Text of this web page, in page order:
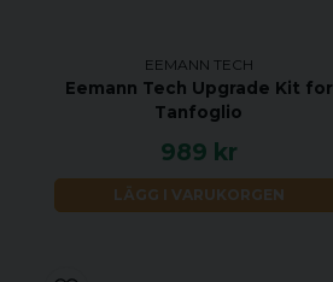
EEMANN TECH
Eemann Tech Upgrade Kit for
Tanfoglio
989 kr
LÄGG I VARUKORGEN